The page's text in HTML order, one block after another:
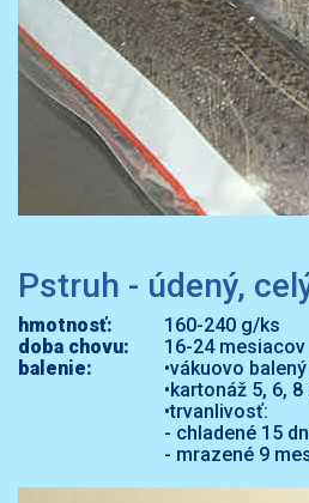
Pstruh - údený,
hmotnosť:
160-240 g/ks
doba chovu:
16-24 mesiacov
balenie:
•vákuovo
•kartonáž 5, 6,
•trvanlivosť:
- chladené 15
- mrazené 9